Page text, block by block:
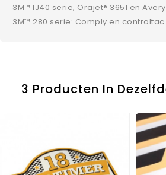
3M™ IJ40 serie, Orajet® 3651 en
3M™ 280 serie: Comply en controltac
3 Producten In